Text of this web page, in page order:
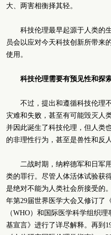
大、两害相衡择其轻。
科技伦理最早起源于人类的
员会以应对今天科技创新所带来
使用。
科技伦理需要有预见性和探
不过，提出和遵循科技伦理
灾难和失败，甚至有可能毁灭人
并因此诞生了科技伦理，但人类
的非理性行为，甚至是兽性和反
二战时期，纳粹德军和日军
类的罪行。尽管人体活体试验获
是绝对不能为人类社会所接受的
年第29届世界医学大会又修订了
（WHO）和国际医学科学组织
基宣言》进行了详尽解释。再到